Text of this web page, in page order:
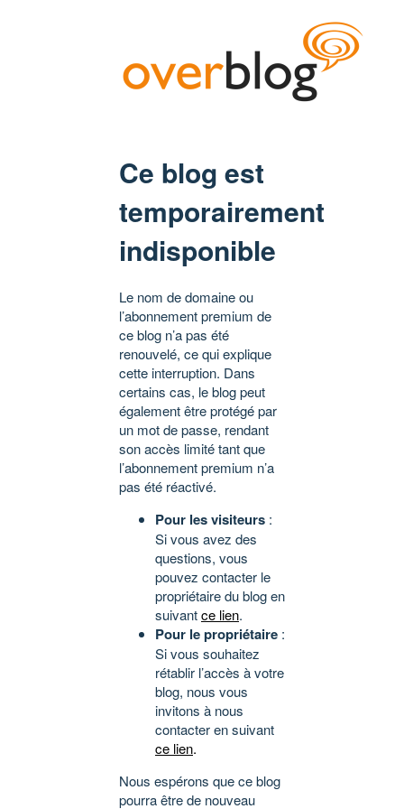
Ce blog est
temporairement
indisponible
Le nom de domaine ou
l’abonnement premium de
ce blog n’a pas été
renouvelé, ce qui explique
cette interruption. Dans
certains cas, le blog peut
également être protégé par
un mot de passe, rendant
son accès limité tant que
l’abonnement premium n’a
pas été réactivé.
Pour les visiteurs :
Si vous avez des
questions, vous
pouvez contacter le
propriétaire du blog en
suivantce lien.
Pour le propriétaire :
Si vous souhaitez
rétablir l’accès à votre
blog, nous vous
invitons à nous
contacter en suivant
ce lien.
Nous espérons que ce blog
pourra être de nouveau